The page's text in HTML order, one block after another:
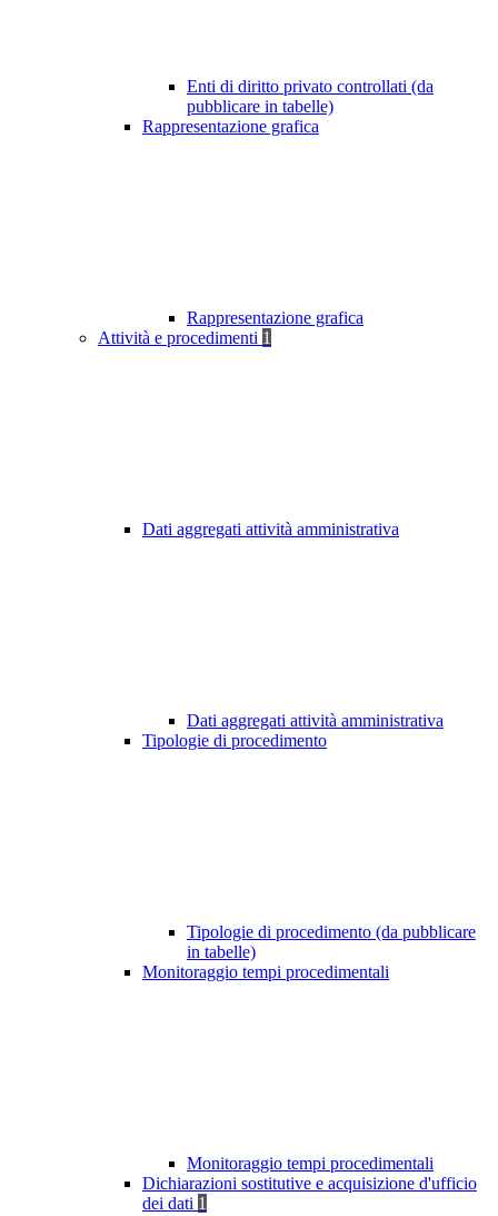
Enti di diritto privato controllati (da
pubblicare in tabelle)
Rappresentazione grafica
Rappresentazione grafica
Attività e procedimenti 1
Dati aggregati attività amministrativa
Dati aggregati attività amministrativa
Tipologie di procedimento
Tipologie di procedimento (da pubblicare
in tabelle)
Monitoraggio tempi procedimentali
Monitoraggio tempi procedimentali
Dichiarazioni sostitutive e acquisizione d'ufficio
dei dati 1